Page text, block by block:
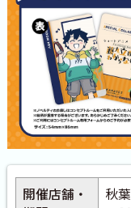
開催店舗・
秋